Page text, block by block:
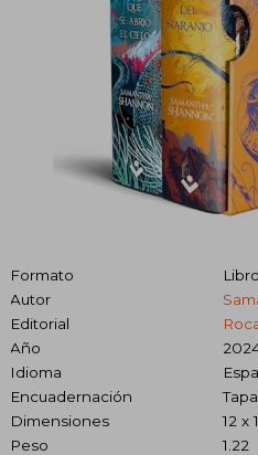
Formato
Autor
Editorial
Año
Idioma
Encuadernación
Dimensiones
12 x
Peso
1.22